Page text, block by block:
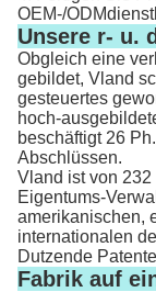
OEM-/
Unsere r- u.
Obgleich eine
gebildet, Vland
gesteuertes
hoch-
beschäftigt 26
Abschlüssen.
Vland ist von
Eigentums-
amerikanischen,
internationalen
Dutzende
Fabrik auf